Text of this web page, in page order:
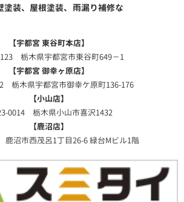
塗装、屋根塗装、雨漏り補修な
【宇都宮 東谷町本店】
栃木県宇都宮市東谷町649－1
【宇都宮 御幸ヶ原店】
栃木県宇都宮市御幸ケ原町136-176
【小山店】
0014 栃木県小山市喜沢1432
【鹿沼店】
沼市西茂呂1丁目26-6 緑台Mビル1階